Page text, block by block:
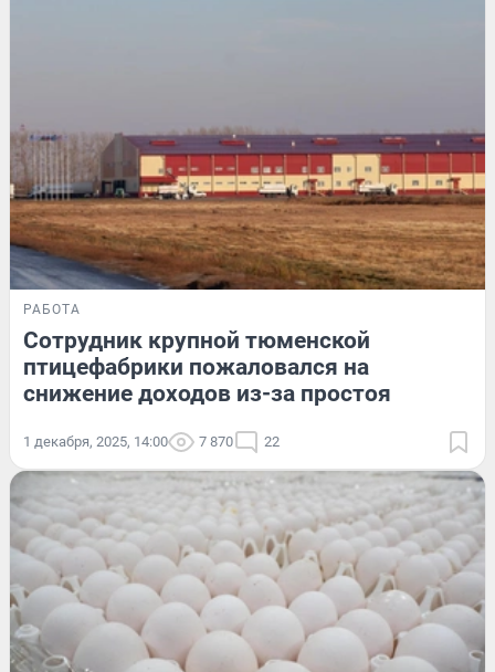
РАБОТА
Сотрудник крупной тюменской
птицефабрики пожаловался на
снижение доходов из-за простоя
1 декабря, 2025, 14:00 7 870 22